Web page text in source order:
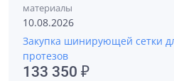
материалы
10.08.2026
Закупка шинирующей сетки
протезов
133 350 ₽